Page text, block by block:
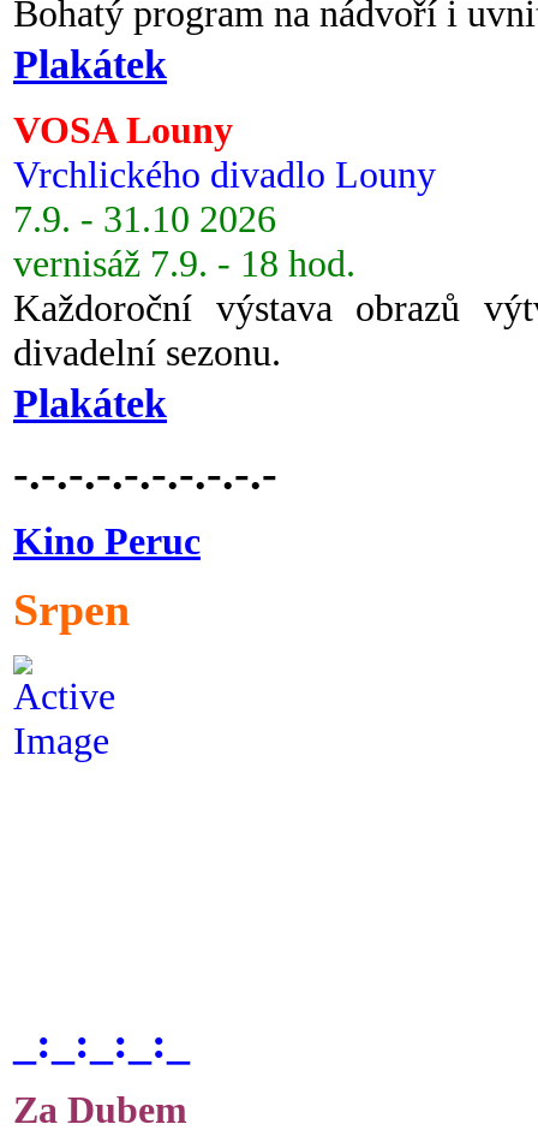
Bohatý program na nádvoří i
Plakátek
VOSA Louny
Vrchlického divadlo Louny
7.9. - 31.10 2026
vernisáž 7.9. - 18 hod.
Každoroční výstava obrazů
divadelní sezonu.
Plakátek
-.-.-.-.-.-.-.-.-.-
Kino Peruc
Srpen
_:_:_:_:_
Za Dubem